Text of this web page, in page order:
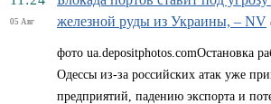
05 Авг
железной руды из Украины, – NV
фото ua.depositphotos.comОстановка
Одессы из-за российских атак уже
предприятий, падению экспорта и